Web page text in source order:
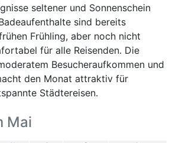
seltener und Sonnenschein
sind bereits
Frühling, aber noch nicht
für alle Reisenden. Die
Besucheraufkommen und
den Monat attraktiv für
Städtereisen.
Mai